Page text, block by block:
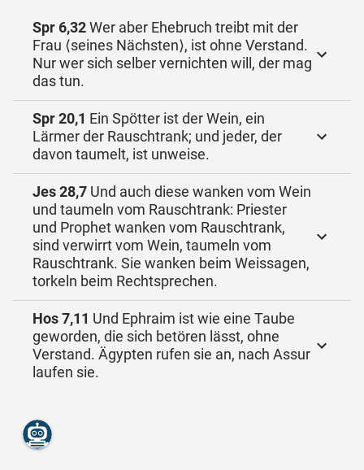
Spr 6,32Wer aber Ehebruch treibt mit der
Frau ⟨seines Nächsten⟩, ist ohne Verstand.
Nur wer sich selber vernichten will, der mag
das tun.
Spr 20,1 Ein Spötter ist der Wein, ein
Lärmer der Rauschtrank; und jeder, der
davon taumelt, ist unweise.
Jes 28,7 Und auch diese wanken vom Wein
und taumeln vom Rauschtrank: Priester
und Prophet wanken vom Rauschtrank,
sind verwirrt vom Wein, taumeln vom
Rauschtrank. Sie wanken beim Weissagen,
torkeln beim Rechtsprechen.
Hos 7,11 Und Ephraim ist wie eine Taube
geworden, die sich betören lässt, ohne
Verstand. Ägypten rufen sie an, nach Assur
laufen sie.